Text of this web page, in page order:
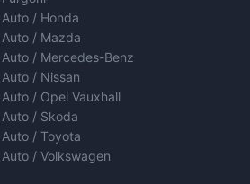
/ Honda
/ Mazda
/ Mercedes-Benz
/ Nissan
/ Opel Vauxhall
/ Skoda
/ Toyota
/ Volkswagen